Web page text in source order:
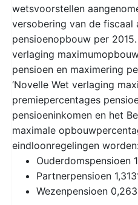
wetsvoorstellen
versobering van de fiscaal
pensioenopbouw per
verlaging
pensioen en maximering
‘Novelle Wet verlaging
premiepercentages
pensioeninkomen en het
maximale
eindloonregelingen
Ouderdomspensioen
Partnerpensioen
Wezenpensioen